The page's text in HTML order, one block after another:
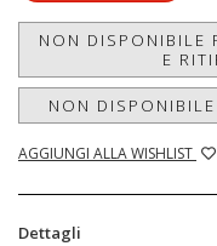
NON DISPONIBILE
E
NON
AGGIUNGI ALLA WISHLIST
Dettagli